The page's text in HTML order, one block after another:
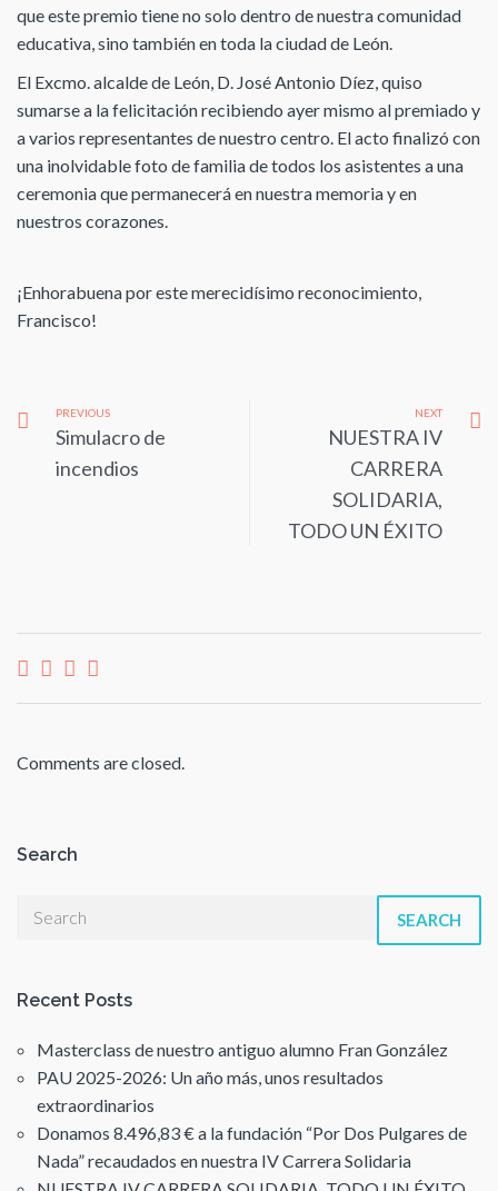
que este premio tiene no solo dentro de nuestra comunidad
educativa, sino también en toda la ciudad de León.
El Excmo. alcalde de León, D. José Antonio Díez, quiso
sumarse a la felicitación recibiendo ayer mismo al premiado y
a varios representantes de nuestro centro. El acto finalizó con
una inolvidable foto de familia de todos los asistentes a una
ceremonia que permanecerá en nuestra memoria y en
nuestros corazones.
¡Enhorabuena por este merecidísimo reconocimiento,
Francisco!
PREVIOUS
Simulacro de
incendios
NEXT
NUESTRA IV
CARRERA
SOLIDARIA,
TODO UN ÉXITO
Comments are closed.
Search
SEARCH
Recent Posts
Masterclass de nuestro antiguo alumno Fran González
PAU 2025-2026: Un año más, unos resultados
extraordinarios
Donamos 8.496,83 € a la fundación “Por Dos Pulgares de
Nada” recaudados en nuestra IV Carrera Solidaria